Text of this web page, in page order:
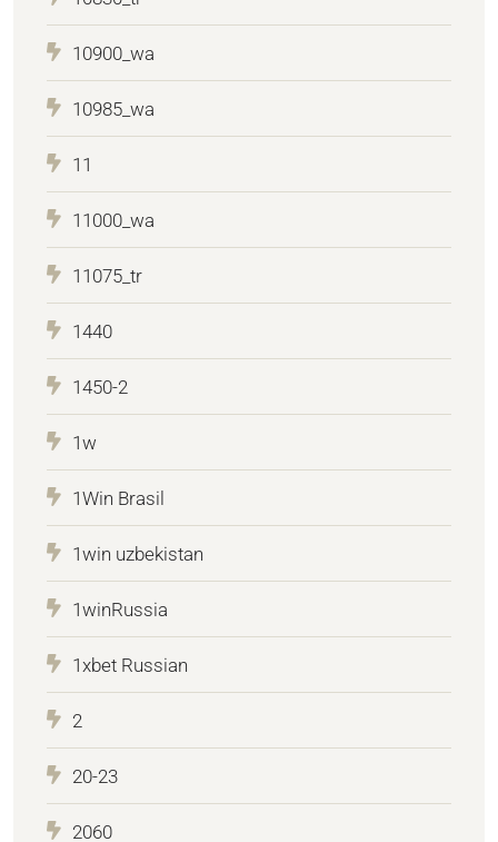
10900_wa
10985_wa
11
11000_wa
11075_tr
1440
1450-2
1w
1Win Brasil
1win uzbekistan
1winRussia
1xbet Russian
2
20-23
2060